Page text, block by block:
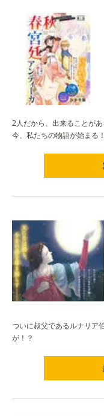
2人だから、出来ることがあ
今、私たちの物語が始まる
ついに叔父であるルナリア
が！？